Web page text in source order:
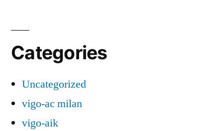
Categories
Uncategorized
vigo-ac milan
vigo-aik